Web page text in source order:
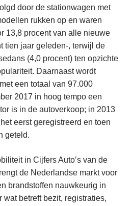
door de stationwagen met
rukken op en waren
13,8 procent van alle nieuwe
tien jaar geleden-, terwijl de
(4,0 procent) ten opzichte
Daarnaast wordt
een totaal van 97.000
2017 in hoog tempo een
is in de autoverkoop; in 2013
eerst geregistreerd en toen
geteld.
in Cijfers Auto’s van de
de Nederlandse markt voor
brandstoffen nauwkeurig in
wat betreft bezit, registraties,